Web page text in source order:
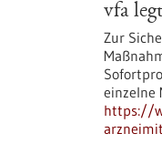
vfa
Zur
einzelne
https://